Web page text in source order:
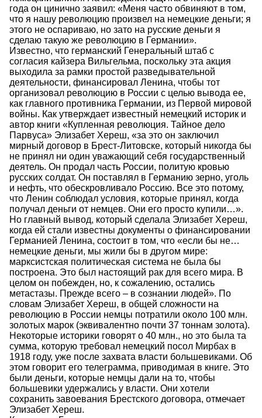
года он цинично заявил: «Меня часто обвиняют в том,
что я нашу революцию произвел на немецкие деньги; я
этого не оспариваю, но зато на русские деньги я
сделаю такую же революцию в Германии».
Известно, что германский Генеральный штаб с
согласия кайзера Вильгельма, поскольку эта акция
выходила за рамки простой разведывательной
деятельности, финансировал Ленина, чтобы тот
организовал революцию в России с целью вывода ее,
как главного противника Германии, из Первой мировой
войны. Как утверждает известный немецкий историк и
автор книги «Купленная революция. Тайное дело
Парвуса» Элизабет Хереш, «за это он заключил
мирный договор в Брест-Литовске, который никогда бы
не принял ни один уважающий себя государственный
деятель. Он продал часть России, политую кровью
русских солдат. Он поставлял в Германию зерно, уголь
и нефть, что обескровливало Россию. Все это потому,
что Ленин соблюдал условия, которые принял, когда
получал деньги от немцев. Они его просто купили…».
Но главный вывод, который сделала Элизабет Хереш,
когда ей стали известны документы о финансировании
Германией Ленина, состоит в том, что «если бы не…
немецкие деньги, мы жили бы в другом мире:
марксистская политическая система не была бы
построена. Это был настоящий рак для всего мира. В
целом он побежден, но, к сожалению, остались
метастазы. Прежде всего – в сознании людей». По
словам Элизабет Хереш, в общей сложности на
революцию в России немцы потратили около 100 млн.
золотых марок (эквивалентно почти 37 тоннам золота).
Некоторые историки говорят о 40 млн., но это была та
сумма, которую требовал немецкий посол Мирбах в
1918 году, уже после захвата власти большевиками. Об
этом говорит его телеграмма, приводимая в книге. Это
были деньги, которые немцы дали на то, чтобы
большевики удержались у власти. Они хотели
сохранить завоевания Брестского договора, отмечает
Элизабет Хереш.